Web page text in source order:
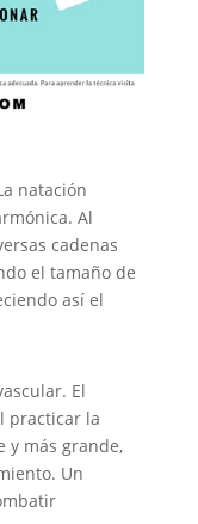
natación
Al
cadenas
el tamaño de
así el
El
practicar la
y más grande,
Un